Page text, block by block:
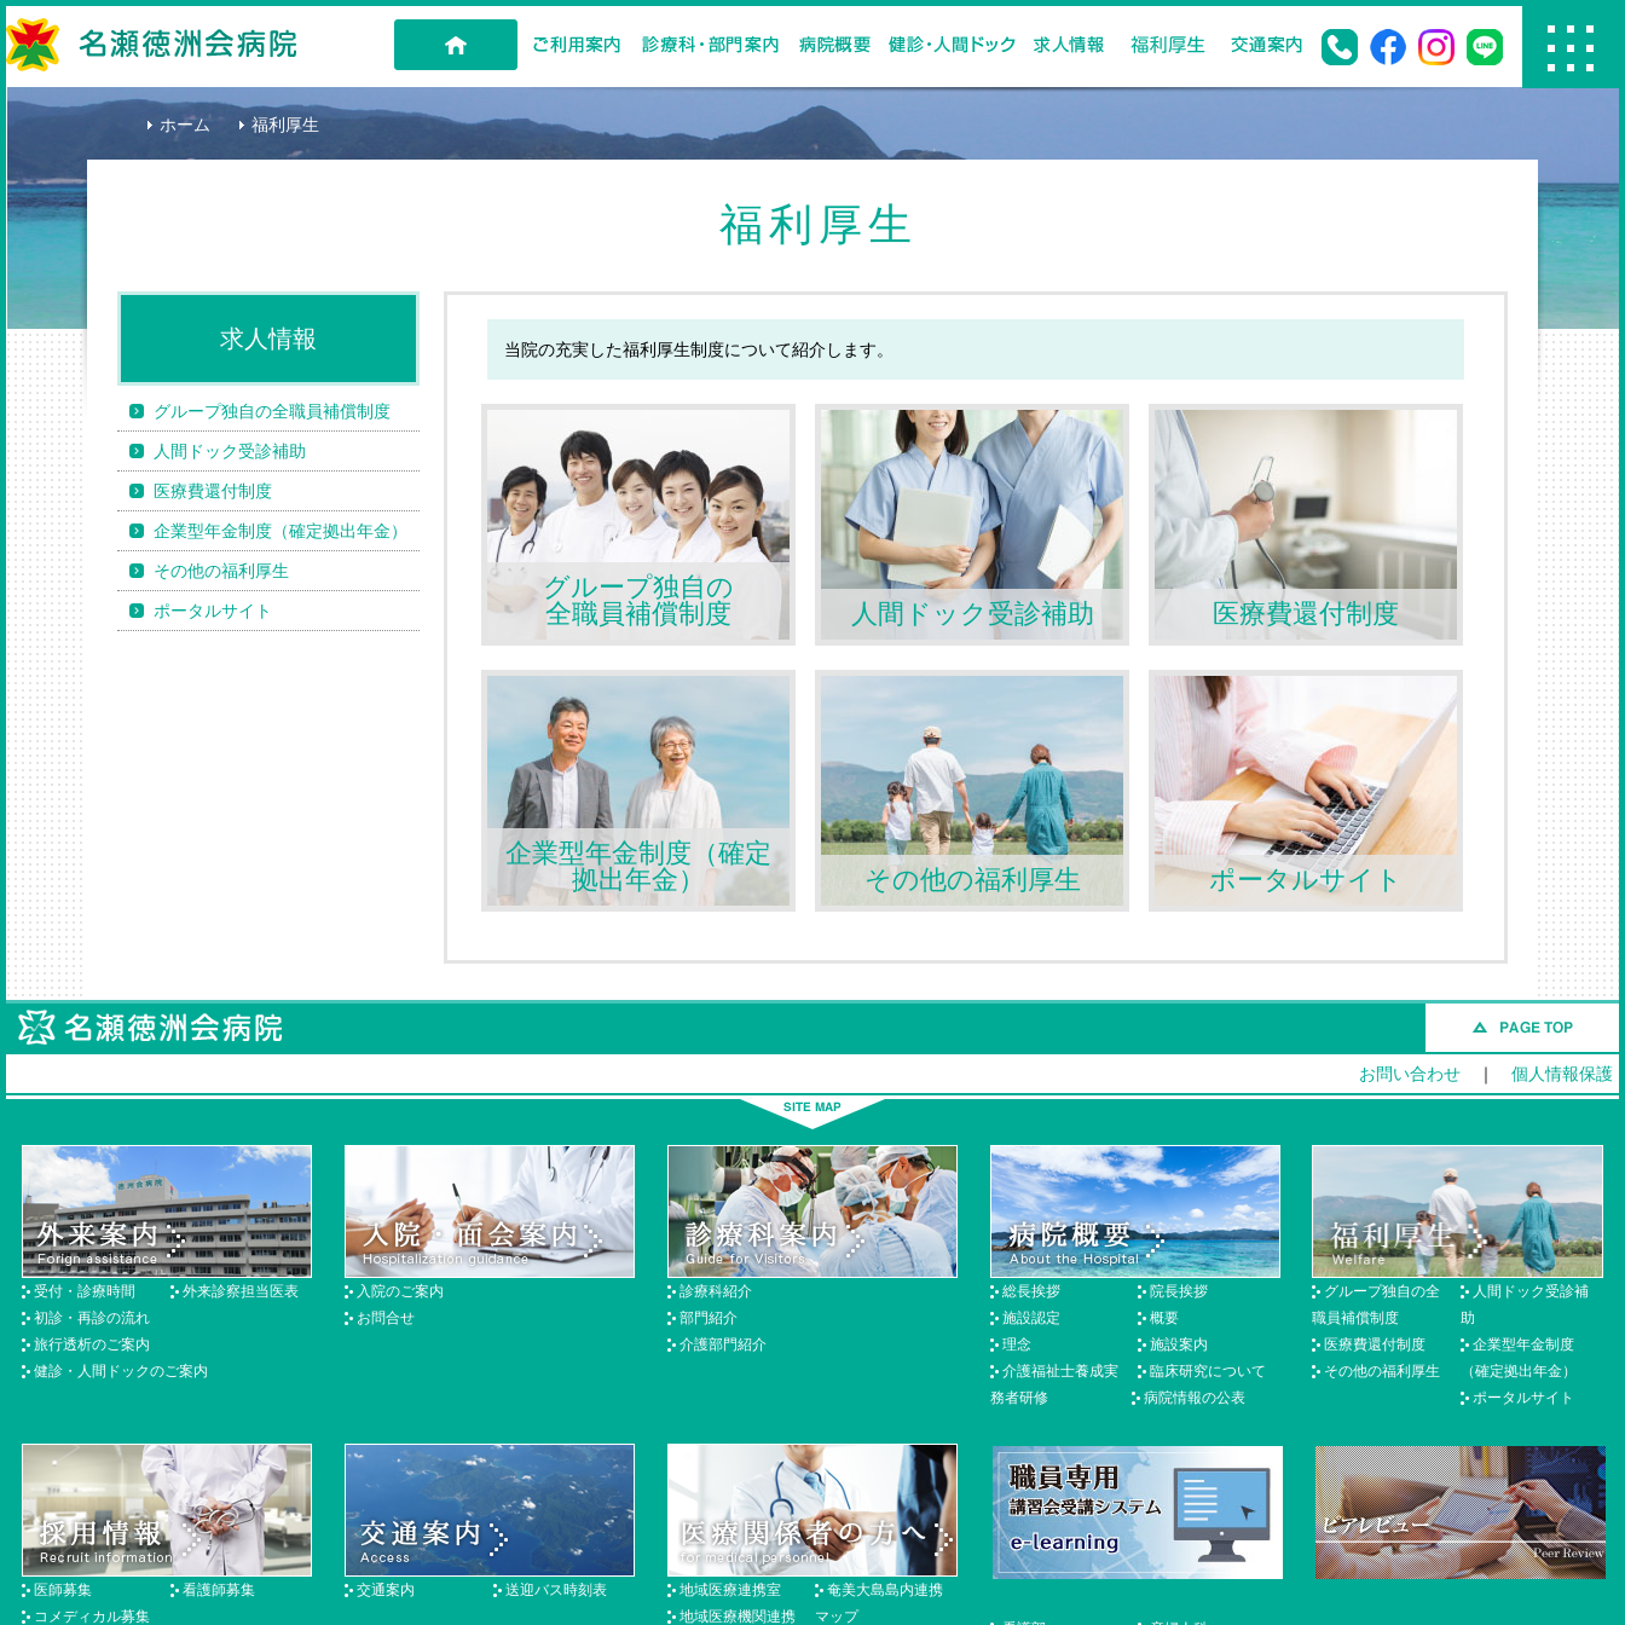
HOME ご利用案内 診療科・部門案内
病院概要 健診・人間ドック求人情報 福利厚生 交通案内
ホーム 福利厚生
福利厚生
求人情報
グループ独自の全職員補償制度
人間ドック受診補助
医療費還付制度
企業型年金制度（確定拠出年金）
その他の福利厚生
ポータルサイト
当院の充実した福利厚生制度について紹介します。
グループ独自の
全職員補償制度
人間ドック受診補助 医療費還付制度
企業型年金制度（確定
拠出年金）
その他の福利厚生 ポータルサイト
お問い合わせ ｜ 個人情報保護
受付・診療時間
外来診察担当医表
初診・再診の流れ
旅行透析のご案内
健診・人間ドックのご案内
入院のご案内
お問合せ
診療科紹介
部門紹介
介護部門紹介
院長挨拶
総長挨拶
施設認定
概要
理念
施設案内
介護福祉士養成実
務者研修
臨床研究について
病院情報の公表
グループ独自の全
職員補償制度
人間ドック受診補
助
医療費還付制度
企業型年金制度
（確定拠出年金）
その他の福利厚生
ポータルサイト
医師募集
看護師募集
コメディカル募集
交通案内 送迎バス時刻表 地域医療連携室
奄美大島島内連携
マップ
地域医療機関連携